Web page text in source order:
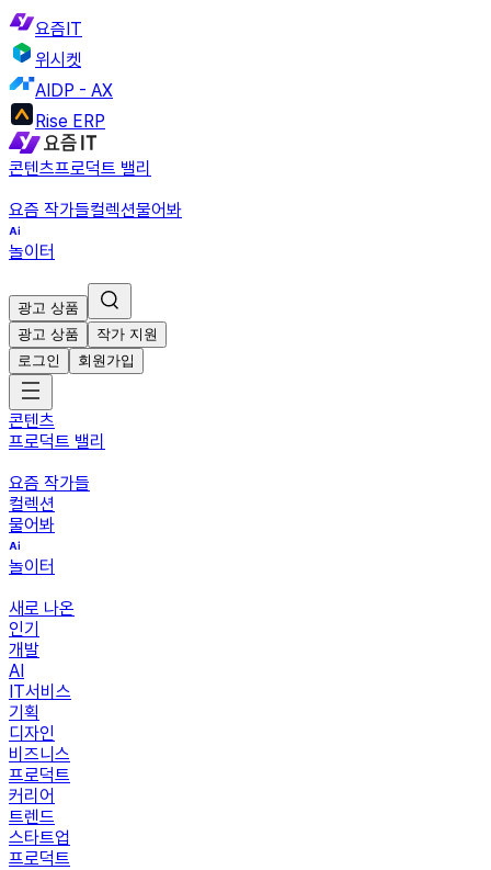
요즘IT
위시켓
AIDP - AX
Rise ERP
콘텐츠프로덕트 밸리
요즘 작가들컬렉션물어봐
놀이터
광고 상품
광고 상품
작가 지원
로그인
회원가입
콘텐츠
프로덕트 밸리
요즘 작가들
컬렉션
물어봐
놀이터
새로 나온
인기
개발
AI
IT서비스
기획
디자인
비즈니스
프로덕트
커리어
트렌드
스타트업
프로덕트